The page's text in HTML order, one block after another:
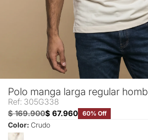
Polo manga larga regular
Ref: 305G338
$ 169.900$ 67.960 60% Off
Color: Crudo